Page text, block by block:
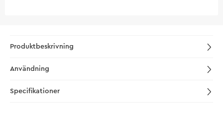
Produktbeskrivning
Användning
Specifikationer